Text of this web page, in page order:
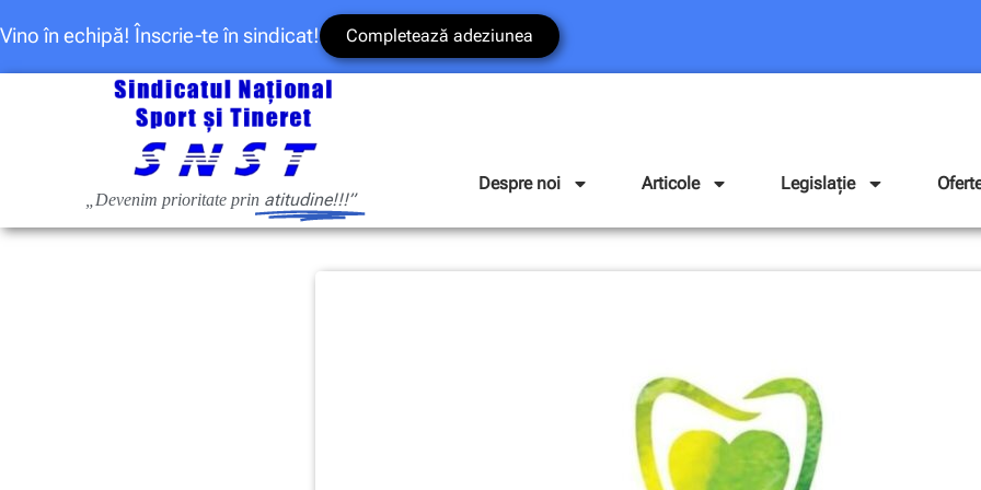
Vino în echipă! Înscrie-te în sindicat! Completează adeziunea
„Devenim prioritate prin atitudine!!!”
Despre noi Articole Legislație